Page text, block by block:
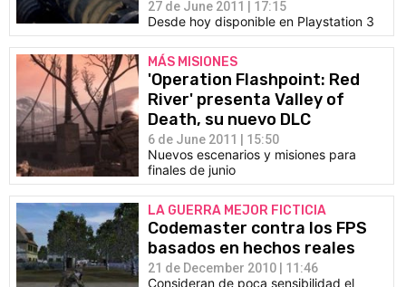
27 de June 2011 | 17:15
Desde hoy disponible en Playstation 3
MÁS MISIONES
'Operation Flashpoint: Red
River' presenta Valley of
Death, su nuevo DLC
6 de June 2011 | 15:50
Nuevos escenarios y misiones para
finales de junio
LA GUERRA MEJOR FICTICIA
Codemaster contra los FPS
basados en hechos reales
21 de December 2010 | 11:46
Consideran de poca sensibilidad el